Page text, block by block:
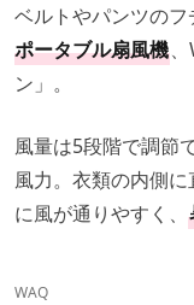
ベルトやパンツのフ
ポータブル扇風機
ン」。
風量は5段階で調節
風力。衣類の内側
に風が通りやすく、
WAQ